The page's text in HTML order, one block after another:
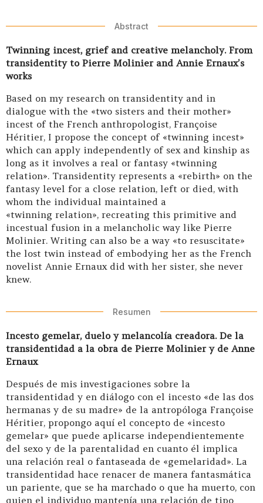
Abstract
Twinning incest, grief and creative melancholy. From
transidentity to Pierre Molinier and Annie Ernaux’s
works
Based on my research on transidentity and in
dialogue with the «two sisters and their mother»
incest of the French anthropologist, Françoise
Héritier, I propose the concept of «twinning incest»
which can apply independently of sex and kinship as
long as it involves a real or fantasy «twinning
relation». Transidentity represents a «rebirth» on the
fantasy level for a close relation, left or died, with
whom the individual maintained a
«twinning relation», recreating this primitive and
incestual fusion in a melancholic way like Pierre
Molinier. Writing can also be a way «to resuscitate»
the lost twin instead of embodying her as the French
novelist Annie Ernaux did with her sister, she never
knew.
Resumen
Incesto gemelar, duelo y melancolía creadora. De la
transidentidad a la obra de Pierre Molinier y de Anne
Ernaux
Después de mis investigaciones sobre la
transidentidad y en diálogo con el incesto «de las dos
hermanas y de su madre» de la antropóloga Françoise
Héritier, propongo aquí el concepto de «incesto
gemelar» que puede aplicarse independientemente
del sexo y de la parentalidad en cuanto él implica
una relación real o fantaseada de «gemelaridad». La
transidentidad hace renacer de manera fantasmática
un pariente, que se ha marchado o que ha muerto, con
quien el individuo mantenía una relación de tipo